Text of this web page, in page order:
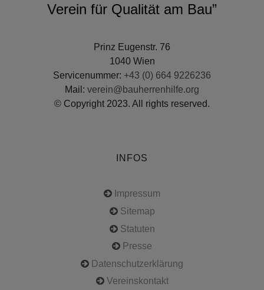
Verein für Qualität am Bau”
Prinz Eugenstr. 76
1040 Wien
Servicenummer: +43 (0) 664 9226236
Mail: verein@bauherrenhilfe.org
© Copyright 2023. All rights reserved.
INFOS
Impressum
Sitemap
Statuten
Presse
Datenschutzerklärung
Vereinskontakt